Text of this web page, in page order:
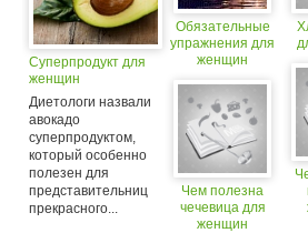
Суперпродукт для
женщин
Диетологи назвали
авокадо
суперпродуктом,
который особенно
полезен для
представительниц
прекрасного...
Обязательные
упражнения для
женщин
Чем полезна
чечевица для
женщин